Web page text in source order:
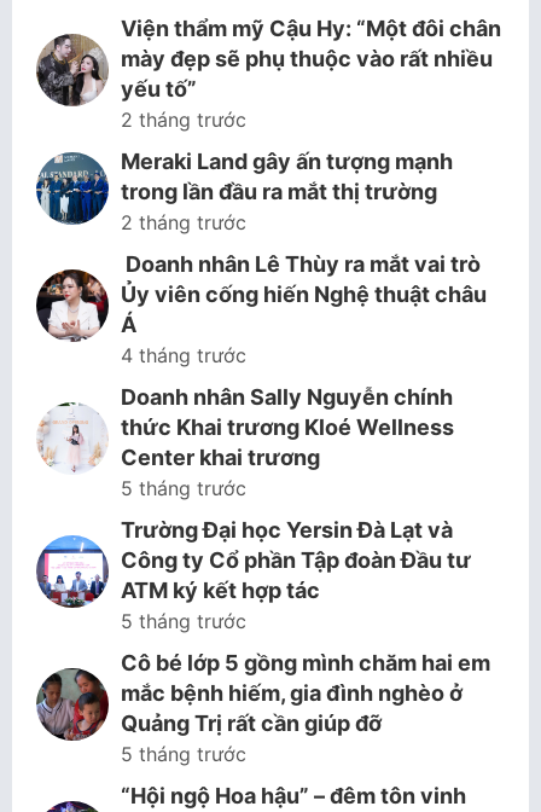
Viện thẩm mỹ Cậu Hy: “Một đôi chân
mày đẹp sẽ phụ thuộc vào rất nhiều
yếu tố”
2 tháng trước
Meraki Land gây ấn tượng mạnh
trong lần đầu ra mắt thị trường
2 tháng trước
Doanh nhân Lê Thùy ra mắt vai trò
Ủy viên cống hiến Nghệ thuật châu
Á
4 tháng trước
Doanh nhân Sally Nguyễn chính
thức Khai trương Kloé Wellness
Center khai trương
5 tháng trước
Trường Đại học Yersin Đà Lạt và
Công ty Cổ phần Tập đoàn Đầu tư
ATM ký kết hợp tác
5 tháng trước
Cô bé lớp 5 gồng mình chăm hai em
mắc bệnh hiếm, gia đình nghèo ở
Quảng Trị rất cần giúp đỡ
5 tháng trước
“Hội ngộ Hoa hậu” – đêm tôn vinh